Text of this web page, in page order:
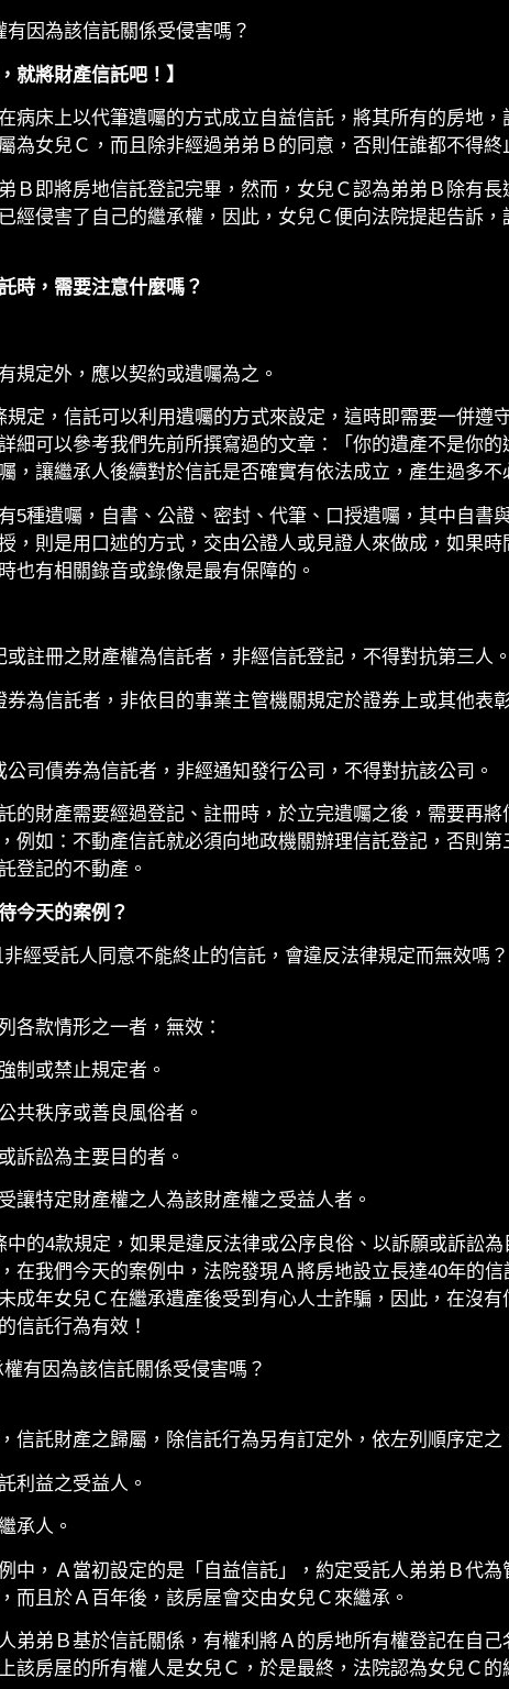
因為該信託關係受侵害嗎？
就將財產信託吧！】
病床上以代筆遺囑的方式成立自益信託，將其所有的房地
為女兒Ｃ，而且除非經過弟弟Ｂ的同意，否則任誰都不得終
Ｂ即將房地信託登記完畢，然而，女兒Ｃ認為弟弟Ｂ除有
經侵害了自己的繼承權，因此，女兒Ｃ便向法院提起告訴
時，需要注意什麼嗎？
規定外，應以契約或遺囑為之。
規定，信託可以利用遺囑的方式來設定，這時即需要一併遵
細可以參考我們先前所撰寫過的文章：「你的遺產不是你
，讓繼承人後續對於信託是否確實有依法成立，產生過多不
5種遺囑，自書、公證、密封、代筆、口授遺囑，其中自書
，則是用口述的方式，交由公證人或見證人來做成，如果
也有相關錄音或錄像是最有保障的。
或註冊之財產權為信託者，非經信託登記，不得對抗第三人。
券為信託者，非依目的事業主管機關規定於證券上或其他表
公司債券為信託者，非經通知發行公司，不得對抗該公司。
的財產需要經過登記、註冊時，於立完遺囑之後，需要再
例如：不動產信託就必須向地政機關辦理信託登記，否則
登記的不動產。
今天的案例？
經受託人同意不能終止的信託，會違反法律規定而無效嗎？
各款情形之一者，無效：
制或禁止規定者。
共秩序或善良風俗者。
訴訟為主要目的者。
讓特定財產權之人為該財產權之受益人者。
中的4款規定，如果是違反法律或公序良俗、以訴願或訴訟
在我們今天的案例中，法院發現Ａ將房地設立長達40年的
成年女兒Ｃ在繼承遺產後受到有心人士詐騙，因此，在沒
信託行為有效！
有因為該信託關係受侵害嗎？
信託財產之歸屬，除信託行為另有訂定外，依左列順序定之
利益之受益人。
承人。
中，Ａ當初設定的是「自益信託」，約定受託人弟弟Ｂ代
而且於Ａ百年後，該房屋會交由女兒Ｃ來繼承。
弟弟Ｂ基於信託關係，有權利將Ａ的房地所有權登記在自
該房屋的所有權人是女兒Ｃ，於是最終，法院認為女兒Ｃ的